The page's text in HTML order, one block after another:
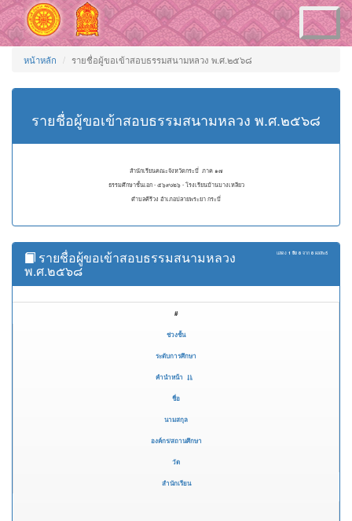
Toggle
navigation
หน้าหลัก รายชื่อผู้ขอเข้าสอบธรรมสนามหลวง พ.ศ.๒๕๖๘
รายชื่อผู้ขอเข้าสอบธรรมสนามหลวง พ.ศ.๒๕๖๘
สำนักเรียนคณะจังหวัดกระบี่ ภาค ๑๗
ธรรมศึกษาชั้นเอก - ๕๖๙๐๒๖ - โรงเรียนบ้านบางเหลียว
ตำบลคีรีวง อำเภอปลายพระยา กระบี่
แสดง 1 ถึง 8 จาก 8 ผลลัพธ์
รายชื่อผู้ขอเข้าสอบธรรมสนามหลวง
พ.ศ.๒๕๖๘
#
ช่วงชั้น
ระดับการศึกษา
คำนำหน้า
ชื่อ
นามสกุล
องค์กร/สถานศึกษา
วัด
สำนักเรียน